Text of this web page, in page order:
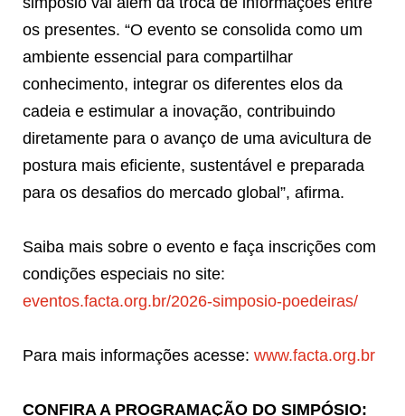
os presentes. “O evento se consolida como um
ambiente essencial para compartilhar
conhecimento, integrar os diferentes elos da
cadeia e estimular a inovação, contribuindo
diretamente para o avanço de uma avicultura de
postura mais eficiente, sustentável e preparada
para os desafios do mercado global”, afirma.
Saiba mais sobre o evento e faça inscrições com
condições especiais no site:
eventos.facta.org.br/2026-simposio-poedeiras/
Para mais informações acesse: www.facta.org.br
CONFIRA A PROGRAMAÇÃO DO SIMPÓSIO: